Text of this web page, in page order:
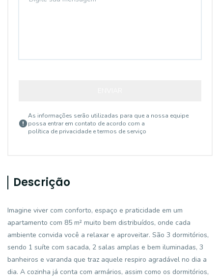
As informações serão utilizadas para que a nossa equipe
possa entrar em contato de acordo com a
política de privacidade e termos de serviço
Descrição
Imagine viver com conforto, espaço e praticidade em um
apartamento com 85 m² muito bem distribuídos, onde cada
ambiente convida você a relaxar e aproveitar. São 3 dormitórios,
sendo 1 suíte com sacada, 2 salas amplas e bem iluminadas, 3
banheiros e varanda que traz aquele respiro agradável no dia a
dia. A cozinha já conta com armários, assim como os dormitórios,